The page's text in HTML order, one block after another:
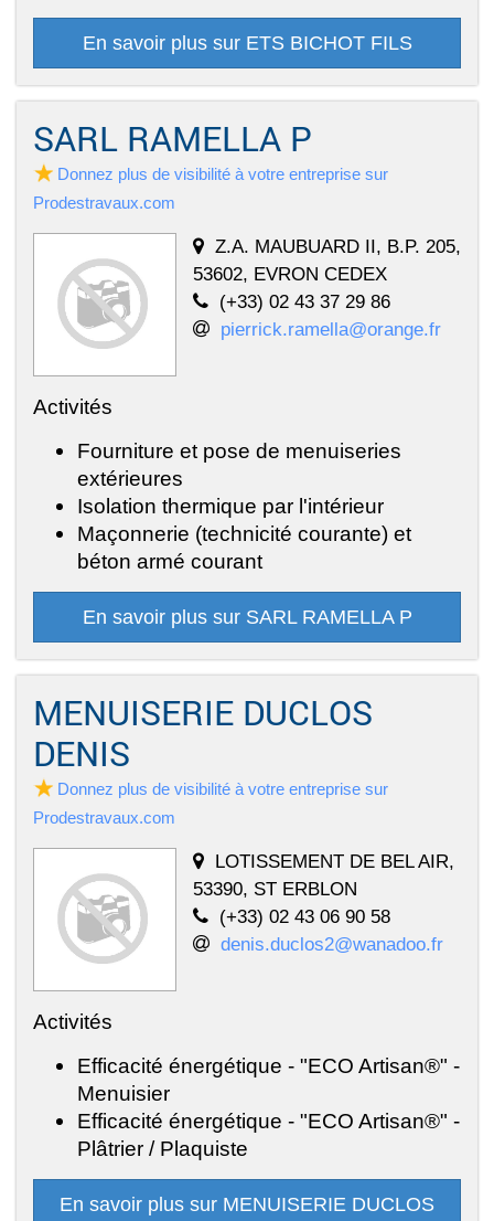
En savoir plus sur ETS BICHOT FILS
SARL RAMELLA P
Donnez plus de visibilité à votre entreprise sur
Prodestravaux.com
Z.A. MAUBUARD II, B.P. 205,
53602, EVRON CEDEX
(+33) 02 43 37 29 86
pierrick.ramella@orange.fr
Activités
Fourniture et pose de menuiseries
extérieures
Isolation thermique par l'intérieur
Maçonnerie (technicité courante) et
béton armé courant
En savoir plus sur SARL RAMELLA P
MENUISERIE DUCLOS
DENIS
Donnez plus de visibilité à votre entreprise sur
Prodestravaux.com
LOTISSEMENT DE BEL AIR,
53390, ST ERBLON
(+33) 02 43 06 90 58
denis.duclos2@wanadoo.fr
Activités
Efficacité énergétique - "ECO Artisan®" -
Menuisier
Efficacité énergétique - "ECO Artisan®" -
Plâtrier / Plaquiste
En savoir plus sur MENUISERIE DUCLOS